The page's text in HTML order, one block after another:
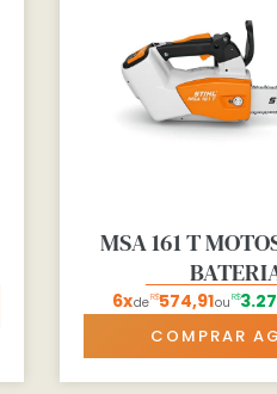
MSA 161 T
6xdeR$574,91ou R$
COMPRAR